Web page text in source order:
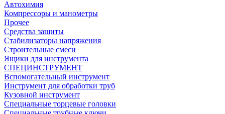
Автохимия
Компрессоры и манометры
Прочее
Средства защиты
Стабилизаторы напряжения
Строительные смеси
Ящики для инструмента
СПЕЦИНСТРУМЕНТ
Вспомогательный инструмент
Инструмент для обработки труб
Кузовной инструмент
Специальные торцевые головки